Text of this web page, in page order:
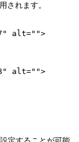
されます。
alt="">
alt="">